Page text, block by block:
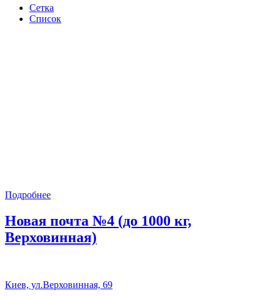
Сетка
Список
Подробнее
Новая почта №4 (до 1000 кг,
Верховинная)
Киев, ул.Верховинная, 69